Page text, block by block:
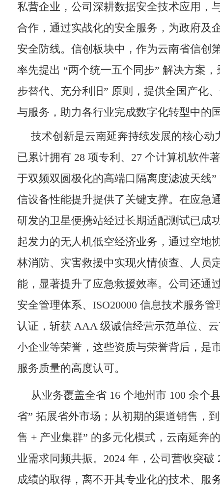
私营企业，公司深耕数据安全技术应用，
合作，通过实战化的安全服务，为政府及
安全防线。信创板块中，作为云南省信创
率先提出 “两个统一五个同步” 解决方案
步替代、充分利旧” 原则，提供全国产化
与服务，助力各行业完成数字化转型中的
技术创新是云南延奔持续发展的核心动
已累计拥有 28 项专利、27 个计算机软件
于双频双圆极化的高端口隔离度滤波天线
信设备性能提升提供了关键支撑。在应急
研发的卫星便携站经过长期适配测试已成
起发力的无人机低空经济业务，通过空地
林消防、灾害救援中实现火情侦查、人员
能，显著提升了应急救援效率。公司还通
安全管理体系、ISO20000 信息技术服务
认证，斩获 AAA 级诚信经营示范单位、
小企业等荣誉，这些资质与荣誉背后，是
服务质量的高度认可。
从业务覆盖全省 16 个地州市 100 余个
省” 拓展省外市场；从初期的渠道销售，
售 + 产业集群” 的多元化模式，云南延奔
业需求同频共振。2024 年，公司营收突破
成绩的取得，离不开其专业化的技术、服